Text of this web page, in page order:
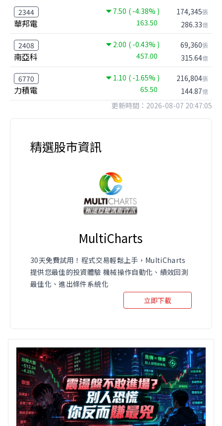
2344 7.50 ( -4.38% )
華邦電 163.50
174,345張
286.33億
2408 2.00 ( -0.43% )
南亞科 457.00
69,360張
315.64億
6770 1.10 ( -1.65% )
力積電 65.50
216,804張
144.87億
更新時間：2026-08-07 20:47:05
精選股市資訊
MultiCharts
30天免費試用！程式交易輕鬆上手，MultiCharts
提供您最佳的投資體驗 機械操作自動化、績效回測
最佳化、進出條件系統化
立即下載